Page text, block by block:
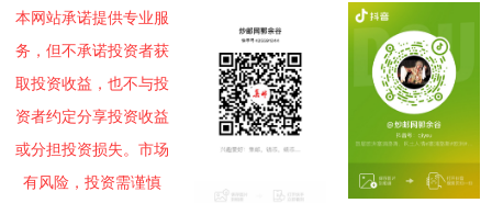
本网站承诺提供专业服
务，但不承诺投资者获
取投资收益，也不与投
资者约定分享投资收益
或分担投资损失。市场
有风险，投资需谨慎